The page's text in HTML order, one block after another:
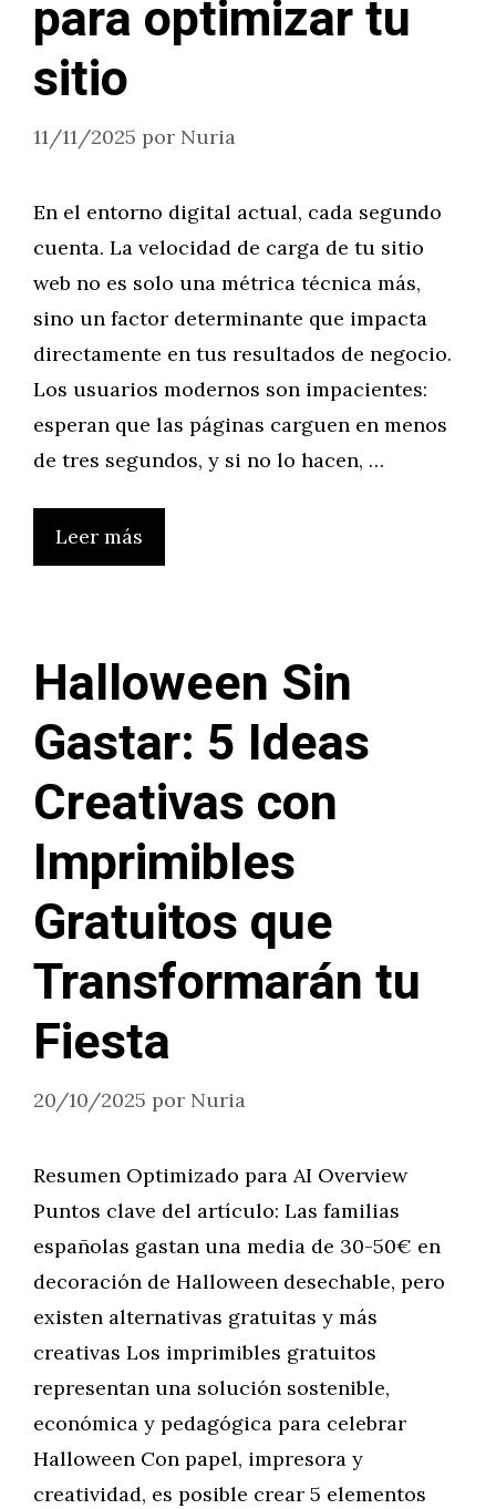
para optimizar tu
sitio
11/11/2025 por Nuria
En el entorno digital actual, cada segundo
cuenta. La velocidad de carga de tu sitio
web no es solo una métrica técnica más,
sino un factor determinante que impacta
directamente en tus resultados de negocio.
Los usuarios modernos son impacientes:
esperan que las páginas carguen en menos
de tres segundos, y si no lo hacen, …
Leer más
Halloween Sin
Gastar: 5 Ideas
Creativas con
Imprimibles
Gratuitos que
Transformarán tu
Fiesta
20/10/2025 por Nuria
Resumen Optimizado para AI Overview
Puntos clave del artículo: Las familias
españolas gastan una media de 30-50€ en
decoración de Halloween desechable, pero
existen alternativas gratuitas y más
creativas Los imprimibles gratuitos
representan una solución sostenible,
económica y pedagógica para celebrar
Halloween Con papel, impresora y
creatividad, es posible crear 5 elementos